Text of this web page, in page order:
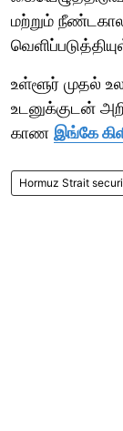
மற்றும்
உள்ளூர் முதல்
உடனுக்குடன்
காண இங்கே
Hormuz Strait